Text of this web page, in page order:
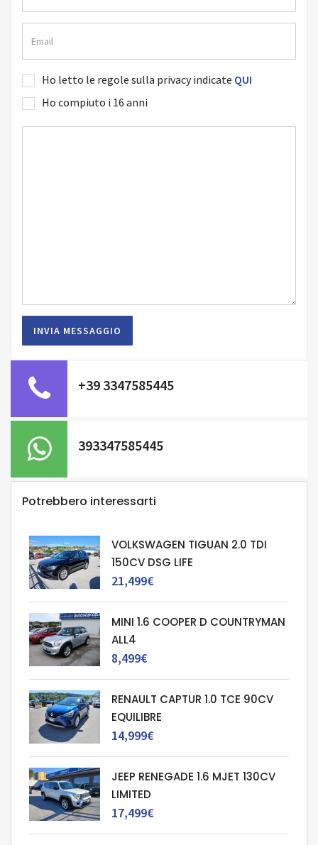
Ho letto le regole sulla privacy indicate QUI
Ho compiuto i 16 anni
+39 3347585445
393347585445
Potrebbero interessarti
VOLKSWAGEN TIGUAN 2.0 TDI
150CV DSG LIFE
21,499€
MINI 1.6 COOPER D COUNTRYMAN
ALL4
8,499€
RENAULT CAPTUR 1.0 TCE 90CV
EQUILIBRE
14,999€
JEEP RENEGADE 1.6 MJET 130CV
LIMITED
17,499€